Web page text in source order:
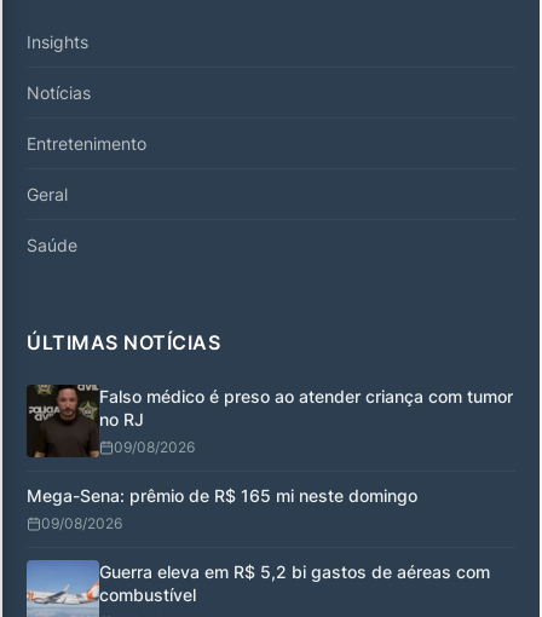
Insights
Notícias
Entretenimento
Geral
Saúde
ÚLTIMAS NOTÍCIAS
Falso médico é preso ao atender criança com tumor
no RJ
09/08/2026
Mega-Sena: prêmio de R$ 165 mi neste domingo
09/08/2026
Guerra eleva em R$ 5,2 bi gastos de aéreas com
combustível